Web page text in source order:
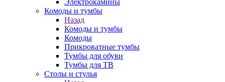
Электрокамины
Комоды и тумбы
Назад
Комоды и тумбы
Комоды
Прикроватные тумбы
Тумбы для обуви
Тумбы для ТВ
Столы и стулья